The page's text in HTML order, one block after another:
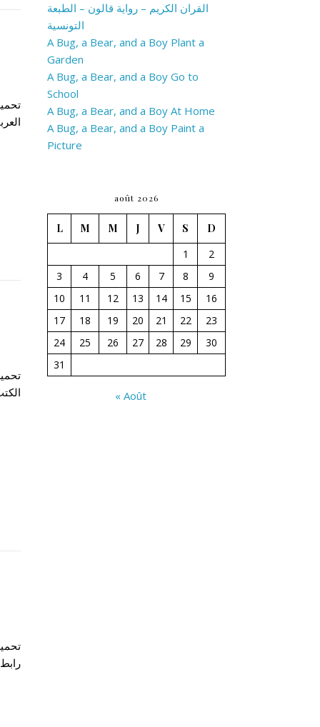
القران الكريم – رواية قالون – الطبعة
التونسية
A Bug, a Bear, and a Boy Plant a
Garden
A Bug, a Bear, and a Boy Go to
School
A Bug, a Bear, and a Boy At Home
A Bug, a Bear, and a Boy Paint a
Picture
août 2026
L M M J V S
D
1
2
3
4 5 6 7 8
9
10
11 12 13 14 15
16
17
18 19 20 21 22
23
24
25 26 27 28 29
30
31
« Août